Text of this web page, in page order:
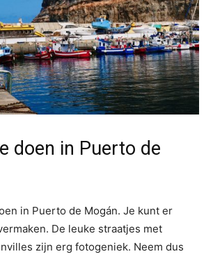
doen in Puerto de
in Puerto de Mogán. Je kunt er
De leuke straatjes met
zijn erg fotogeniek. Neem dus